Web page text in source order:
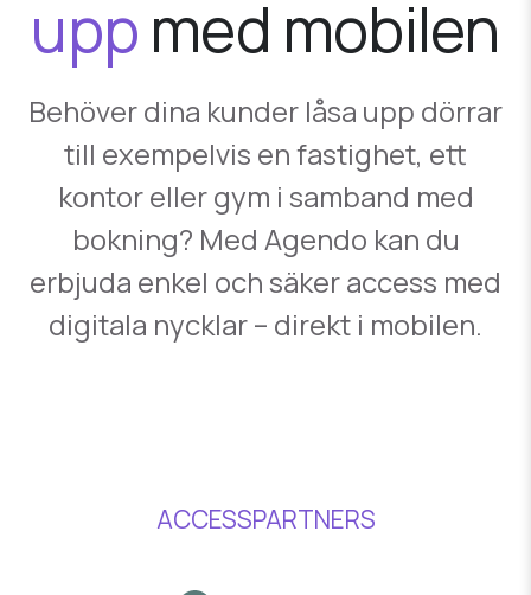
upp med mobilen
Behöver dina kunder låsa upp dörrar
till exempelvis en fastighet, ett
kontor eller gym i samband med
bokning? Med Agendo kan du
erbjuda enkel och säker access med
digitala nycklar – direkt i mobilen.
ACCESSPARTNERS